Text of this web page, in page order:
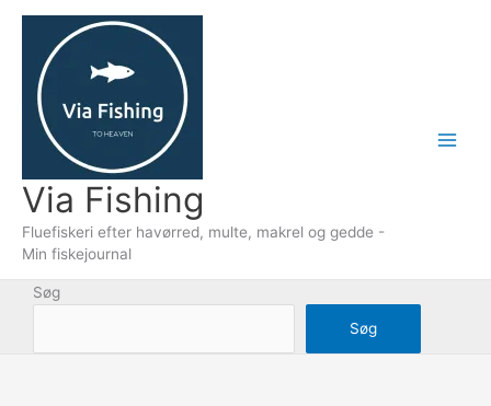
indholdet
Via Fishing
Fluefiskeri efter havørred, multe, makrel og gedde -
Min fiskejournal
Søg
Søg